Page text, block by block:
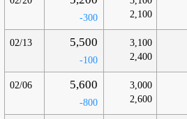
-300
2,100
02/13 5,500
-100
3,100
2,400
02/06 5,600
-800
3,000
2,600